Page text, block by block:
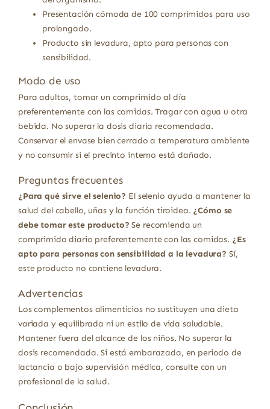
Presentación cómoda de 100 comprimidos para uso
prolongado.
Producto sin levadura, apto para personas con
sensibilidad.
Modo de uso
Para adultos, tomar un comprimido al día
preferentemente con las comidas. Tragar con agua u otra
bebida. No superar la dosis diaria recomendada.
Conservar el envase bien cerrado a temperatura ambiente
y no consumir si el precinto interno está dañado.
Preguntas frecuentes
¿Para qué sirve el selenio? El selenio ayuda a mantener la
salud del cabello, uñas y la función tiroidea. ¿Cómo se
debe tomar este producto? Se recomienda un
comprimido diario preferentemente con las comidas. ¿Es
apto para personas con sensibilidad a la levadura? Sí,
este producto no contiene levadura.
Advertencias
Los complementos alimenticios no sustituyen una dieta
variada y equilibrada ni un estilo de vida saludable.
Mantener fuera del alcance de los niños. No superar la
dosis recomendada. Si está embarazada, en periodo de
lactancia o bajo supervisión médica, consulte con un
profesional de la salud.